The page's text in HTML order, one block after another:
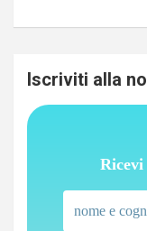
Iscriviti alla